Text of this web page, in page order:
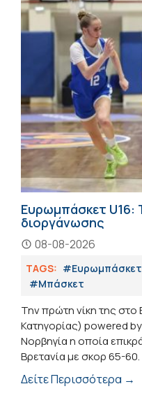
Ευρωμπάσκετ U16:
διοργάνωσης
08-08-2026
TAGS: #Ευρωμπάσκετ
#Μπάσκετ
Την πρώτη νίκη της στο
Κατηγορίας) powered
Νορβηγία η οποία
Βρετανία με σκορ 65-60.
Δείτε Περισσότερα →